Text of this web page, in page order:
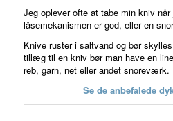
Jeg oplever ofte at tabe min kniv
låsemekanismen er god, eller en
Knive ruster i saltvand og bør
tillæg til en kniv bør man have en
reb, garn, net eller andet snoreværk.
Se de anbefalede